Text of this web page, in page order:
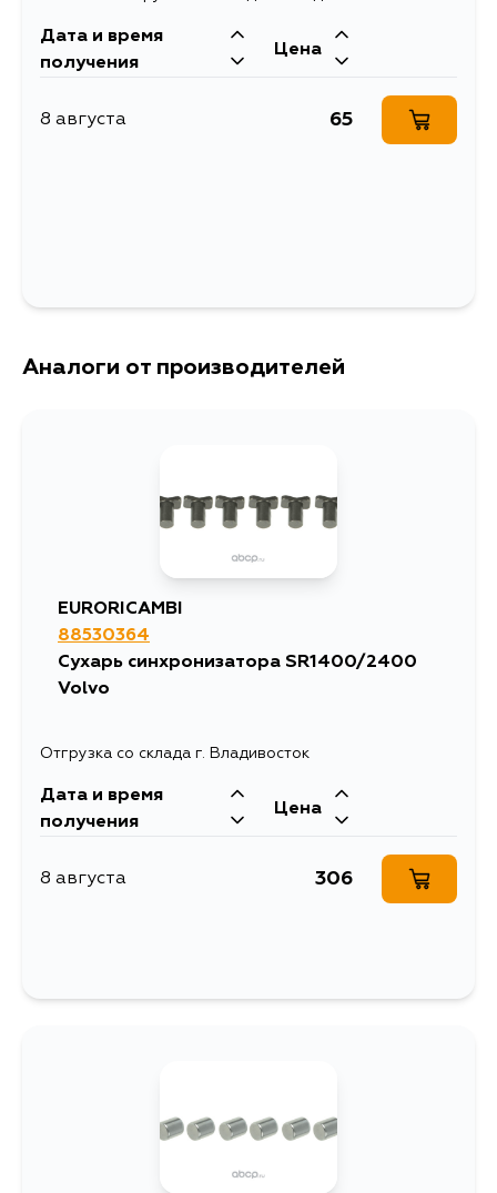
Дата и время
получения
Цена
8 августа 65
Аналоги от производителей
EURORICAMBI
88530364
Сухарь синхронизатора SR1400/2400
Volvo
Отгрузка со склада г. Владивосток
Дата и время
получения
Цена
8 августа 306